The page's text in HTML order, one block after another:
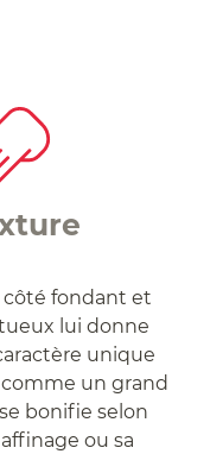
côté fondant et
lui donne
unique
un grand
bonifie selon
ou sa